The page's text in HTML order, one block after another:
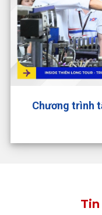
Chương trình